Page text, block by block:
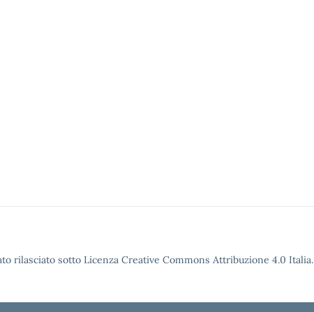
rilasciato sotto Licenza Creative Commons Attribuzione 4.0 Italia.